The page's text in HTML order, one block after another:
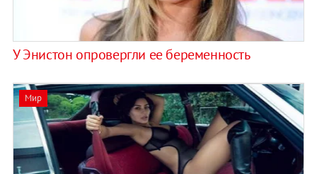
У Энистон опровергли ее беременность
Мир